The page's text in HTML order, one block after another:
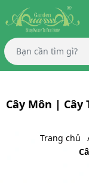
Cây Môn | Cây
Trang chủ